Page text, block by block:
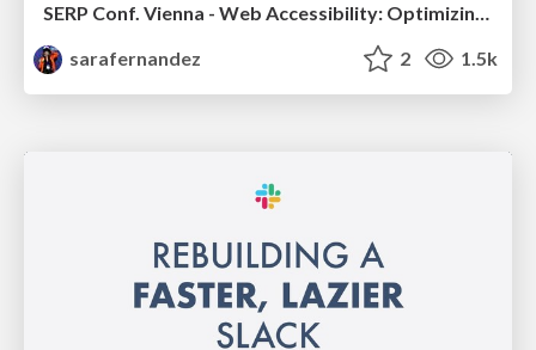
SERP Conf. Vienna - Web Accessibility: Optimizing for Inclusivity and SEO
sarafernandez
2 1.5k